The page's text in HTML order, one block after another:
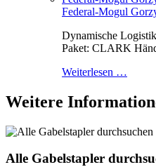
Federal-Mogul
Dynamische
Paket: CLARK
Weiterlesen …
Weitere
Alle Gabelstapler